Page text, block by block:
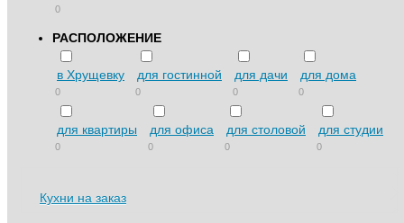
0
РАСПОЛОЖЕНИЕ
в Хрущевку
0
для гостинной
0
для дачи
0
для дома
0
для квартиры
0
для офиса
0
для столовой
0
для студии
0
Кухни на заказ